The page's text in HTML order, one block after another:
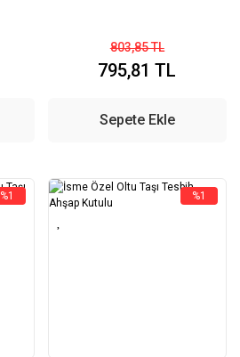
803,85 TL
795,81 TL
Sepete Ekle
%1 %1